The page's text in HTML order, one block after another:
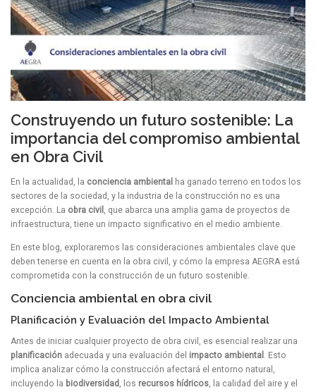
Construyendo un futuro sostenible: La
importancia del compromiso ambiental
en Obra Civil
En la actualidad, la conciencia ambiental ha ganado terreno en todos los
sectores de la sociedad, y la industria de la construcción no es una
excepción. La obra civil
, que abarca una amplia gama de proyectos de
infraestructura, tiene un impacto significativo en el medio ambiente.
En este blog, exploraremos las consideraciones ambientales clave que
deben tenerse en cuenta en la obra civil, y cómo la empresa AEGRA está
comprometida con la construcción de un futuro sostenible.
Conciencia ambiental en obra civil
Planificación y Evaluación del Impacto Ambiental
Antes de iniciar cualquier proyecto de obra civil, es esencial realizar una
planificación adecuada y una evaluación del impacto ambiental . Esto
implica analizar cómo la construcción afectará el entorno natural,
incluyendo la biodiversidad , los recursos hídricos, la calidad del aire y el